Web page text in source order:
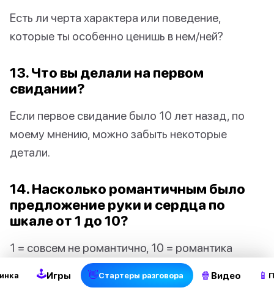
Есть ли черта характера или поведение,
которые ты особенно ценишь в нем/ней?
13. Что вы делали на первом
свидании?
Если первое свидание было 10 лет назад, по
моему мнению, можно забыть некоторые
детали.
14. Насколько романтичным было
предложение руки и сердца по
шкале от 1 до 10?
1 = совсем не романтично, 10 = романтика
уровня Диснея
🕹Игры 👋Стартеры разговора 🍿 Видео 📱